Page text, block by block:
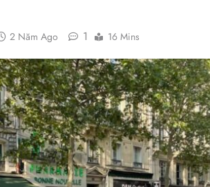
2 Năm Ago 1 16 Mins